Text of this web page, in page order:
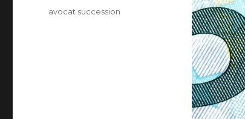
Catégories
avocat succession